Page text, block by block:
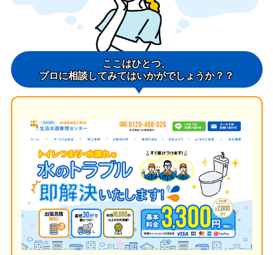
ここはひとつ、
プロに相談してみてはいかがでしょうか？？